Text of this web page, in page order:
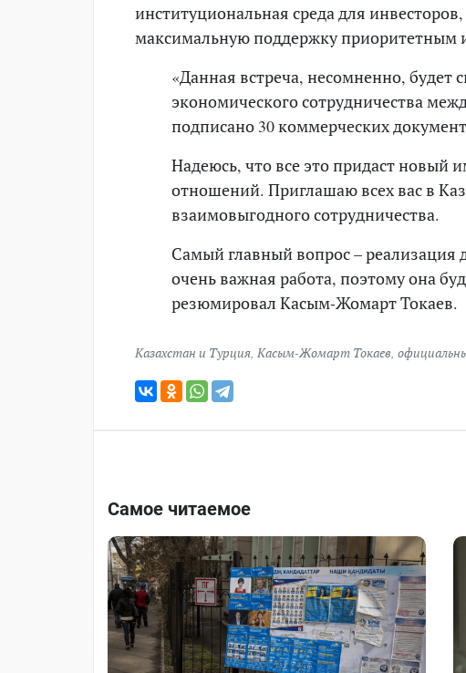
институциональная среда для
максимальную поддержку приоритетным
«Данная встреча, несомненно, будет
экономического сотрудничества
подписано 30 коммерческих
Надеюсь, что все это придаст новый
отношений. Приглашаю всех вас в
взаимовыгодного сотрудничества.
Самый главный вопрос – реализация
очень важная работа, поэтому она
резюмировал Касым-Жомарт Токаев.
Казахстан и Турция, Касым-Жомарт Токаев,
Самое читаемое